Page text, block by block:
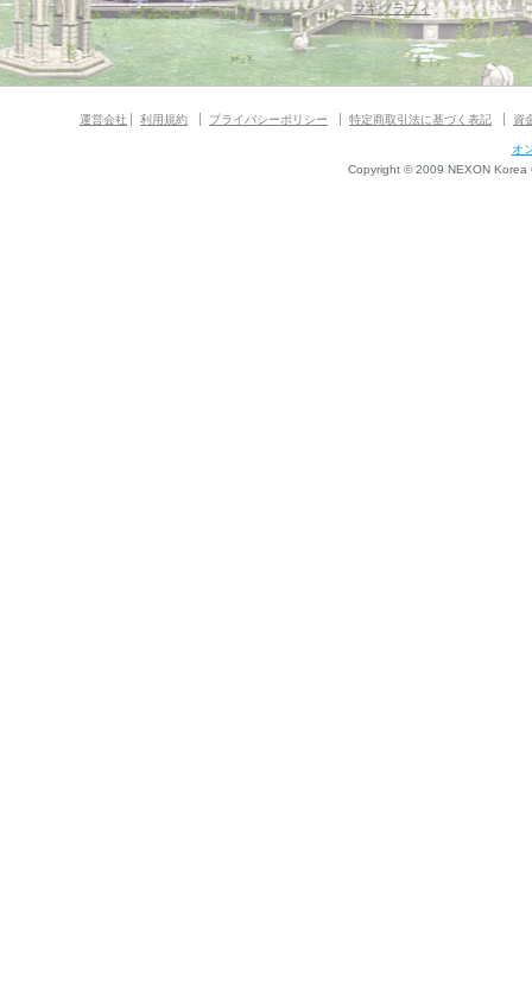
マギグラフィ
運営会社 利用規約 プライバシーポリシー 特定商取引法に基づく表記 資
オ
Copyright © 2009 NEXON Korea